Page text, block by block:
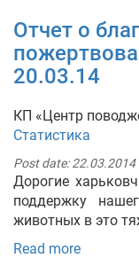
Отчет о
20.03.14
КП «Центр
Статистика
Post date:22.03.2014
Дорогие
поддержку
животных в это
Read more